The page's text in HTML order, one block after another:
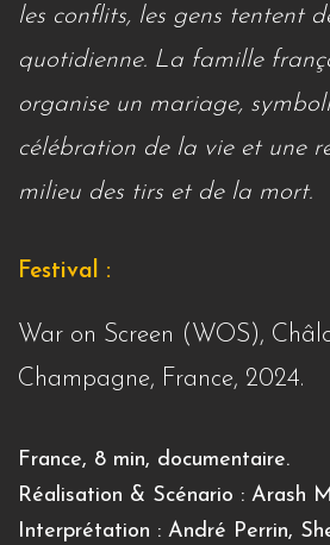
les conflits, les gens tentent
quotidienne. La famille
organise un mariage,
célébration de la vie et une
milieu des tirs et de la mort.
Festival :
War on Screen (WOS),
Champagne, France, 2024.
France, 8 min, documentaire.
Réalisation & Scénario : Arash
Interprétation : André Perrin,